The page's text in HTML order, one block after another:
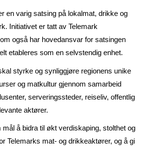
en varig satsing på lokalmat, drikke og
Initiativet er tatt av Telemark
også har hovedansvar for satsingen
etableres som en selvstendig enhet.
styrke og synliggjøre regionens unike
og matkultur gjennom samarbeid
serveringssteder, reiseliv, offentlig
aktører.
mål å bidra til økt verdiskaping, stolthet og
Telemarks mat- og drikkeaktører, og å gi